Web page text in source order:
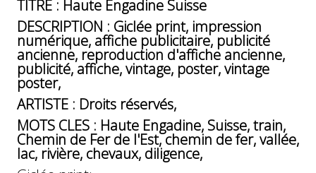
TITRE : Haute Engadine Suisse
DESCRIPTION : Giclée print, impression
numérique, affiche publicitaire, publicité
ancienne, reproduction d'affiche ancienne,
publicité, affiche, vintage, poster, vintage
poster,
ARTISTE : Droits réservés,
MOTS CLES : Haute Engadine, Suisse, train,
Chemin de Fer de l'Est, chemin de fer, vallée,
lac, rivière, chevaux, diligence,